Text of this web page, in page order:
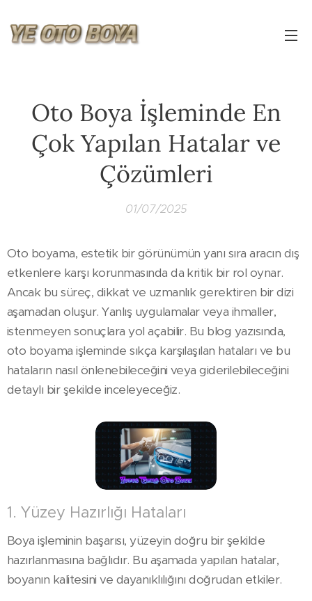
Oto Boya İşleminde En
Çok Yapılan Hatalar ve
Çözümleri
01/07/2025
Oto boyama, estetik bir görünümün yanı sıra aracın dış
etkenlere karşı korunmasında da kritik bir rol oynar.
Ancak bu süreç, dikkat ve uzmanlık gerektiren bir dizi
aşamadan oluşur. Yanlış uygulamalar veya ihmaller,
istenmeyen sonuçlara yol açabilir. Bu blog yazısında,
oto boyama işleminde sıkça karşılaşılan hataları ve bu
hataların nasıl önlenebileceğini veya giderilebileceğini
detaylı bir şekilde inceleyeceğiz.
1. Yüzey Hazırlığı Hataları
Boya işleminin başarısı, yüzeyin doğru bir şekilde
hazırlanmasına bağlıdır. Bu aşamada yapılan hatalar,
boyanın kalitesini ve dayanıklılığını doğrudan etkiler.